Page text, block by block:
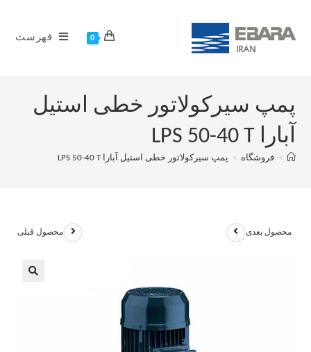
0 فهرست
پمپ سیرکولاتور خطی استیل
آبارا LPS 50-40 T
> فروشگاه > پمپ سیرکولاتور خطی استیل آبارا LPS 50-40 T
محصول قبلی محصول بعدی